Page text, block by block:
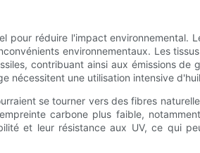
pour réduire l'impact
environnementaux. Les
contribuant ainsi aux émissions
nécessitent une utilisation intensive
se tourner vers des fibres
carbone plus faible,
et leur résistance aux UV, ce qui